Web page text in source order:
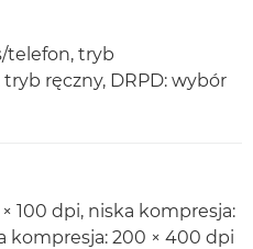
telefon, tryb
ręczny, DRPD: wybór
100 dpi, niska kompresja:
kompresja: 200 × 400 dpi